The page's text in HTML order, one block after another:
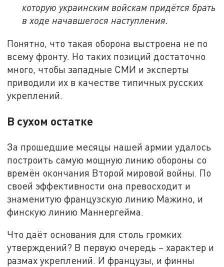
которую украинским войскам придётся брать
в ходе начавшегося наступления.
Понятно, что такая оборона выстроена не по
всему фронту. Но таких позиций достаточно
много, чтобы западные СМИ и эксперты
приводили их в качестве типичных русских
укреплений.
В сухом остатке
За прошедшие месяцы нашей армии удалось
построить самую мощную линию обороны со
времён окончания Второй мировой войны. По
своей эффективности она превосходит и
знаменитую французскую линию Мажино, и
финскую линию Маннергейма.
Что даёт основания для столь громких
утверждений? В первую очередь – характер и
размах укреплений. И французы, и финны